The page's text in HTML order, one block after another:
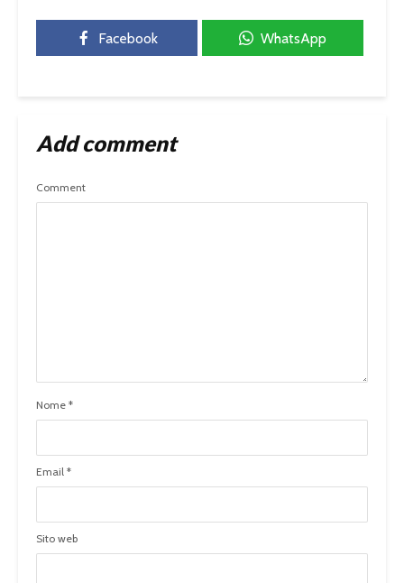
Facebook WhatsApp
Add comment
Comment
Nome *
Email *
Sito web